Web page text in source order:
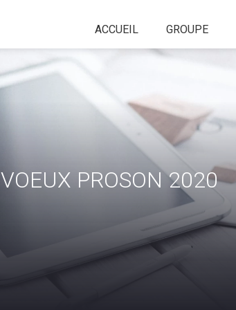
ACCUEIL GROUPE
VOEUX PROSON 2020